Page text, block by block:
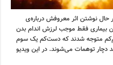
جیمز پارکینسون در سال ۱۸۱۷ در حال نوشتن اثر معروفش درباره‌ی
بیماری فقط موجب لرزش اندام بدن
۱۹۸۰ پزشکان کم‌کم متوجه شدند که دست‌کم یک سوم
دچار توهمات می‌شوند. در این ویدیو